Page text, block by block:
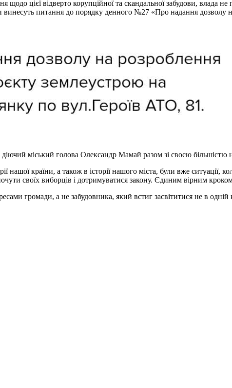
цієї відверто корупційної та скандальної забудови, влада
винесуть питання до порядку денного №27 «Про надання дозволу
міський голова Олександр Мамай разом зі своєю
нашої країни, а також в історії нашого міста, були вже
своїх виборців і дотримуватися закону. Єдиним вірним
громади, а не забудовника, який встиг засвітитися не в